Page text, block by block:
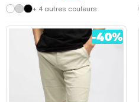
+ 4 autres couleurs